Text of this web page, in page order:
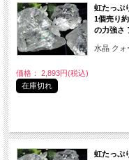
虹たっぷ
1個売り
の力強さ
水晶 クォ
価格： 2,893円(税込)
在庫切れ
虹たっぷ